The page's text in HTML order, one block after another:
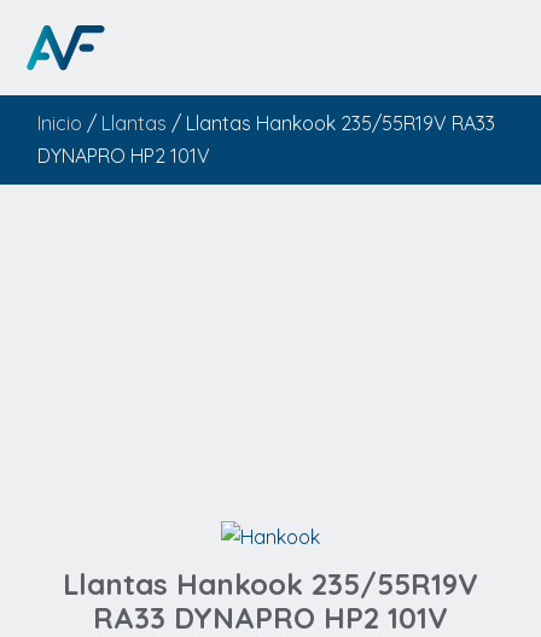
Inicio / Llantas / Llantas Hankook 235/55R19V RA33
DYNAPRO HP2 101V
Llantas Hankook 235/55R19V
RA33 DYNAPRO HP2 101V